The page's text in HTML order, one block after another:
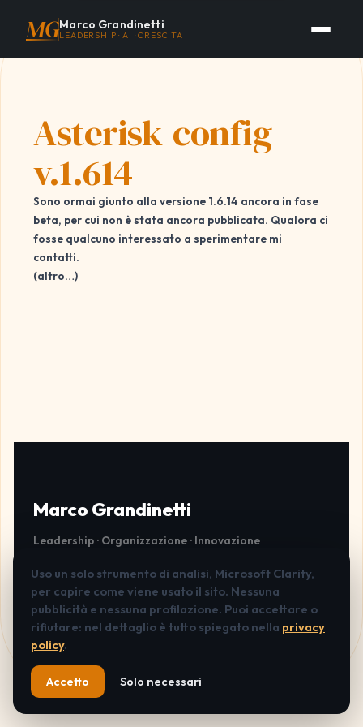
MGMarco Grandinetti
LEADERSHIP · AI · CRESCITA
Asterisk-config
v.1.614
Sono ormai giunto alla versione 1.6.14 ancora in fase
beta, per cui non è stata ancora pubblicata. Qualora ci
fosse qualcuno interessato a sperimentare mi
contatti.
(altro…)
Marco Grandinetti
Leadership · Organizzazione · Innovazione
© 2026 Marco Grandinetti · Moltiplika Srl Privacy
"Da un grande potere derivano grandi responsabilità"
Uso un solo strumento di analisi, Microsoft Clarity,
per capire come viene usato il sito. Nessuna
pubblicità e nessuna profilazione. Puoi accettare o
rifiutare: nel dettaglio è tutto spiegato nella privacy
policy.
Accetto Solo necessari